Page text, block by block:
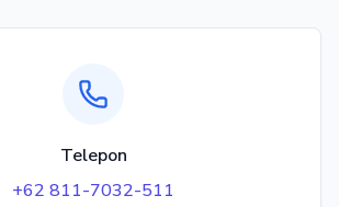
Telepon
+62 811-7032-511